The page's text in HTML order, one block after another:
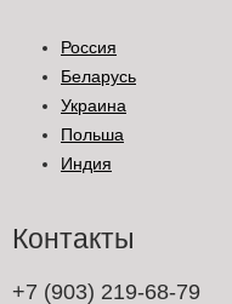
Россия
Беларусь
Украина
Польша
Индия
Контакты
+7 (903) 219-68-79